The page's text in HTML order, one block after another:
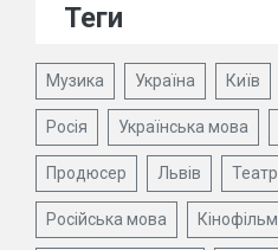
Теги
Музика Україна Київ
Росія Українська мова
Продюсер Львів Театр
Російська мова Кінофільм